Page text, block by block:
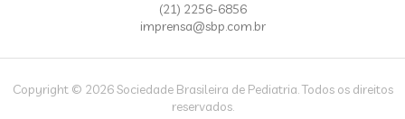
(21) 2256-6856
imprensa@sbp.com.br
Copyright © 2026 Sociedade Brasileira de Pediatria. Todos os direitos
reservados.